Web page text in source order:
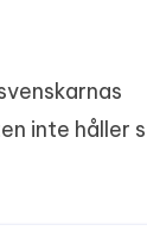
inte håller